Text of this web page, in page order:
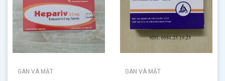
GAN VÀ MẬT GAN VÀ MẬT